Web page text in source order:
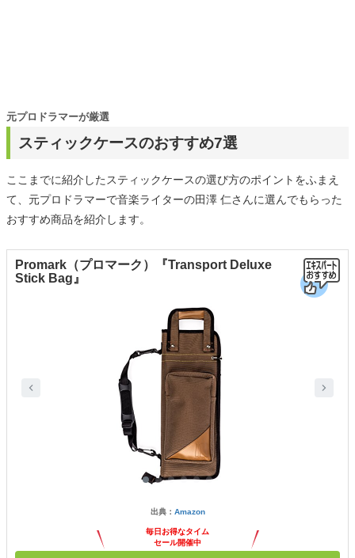
スティックケースのおすすめ7選
元プロドラマーが厳選
ここまでに紹介したスティックケースの選び方のポイントをふまえ
て、元プロドラマーで音楽ライターの田澤 仁さんに選んでもらった
おすすめ商品を紹介します。
Promark（プロマーク）『Transport Deluxe
Stick Bag』
出典： Amazon
毎日お得なタイム
セール開催中